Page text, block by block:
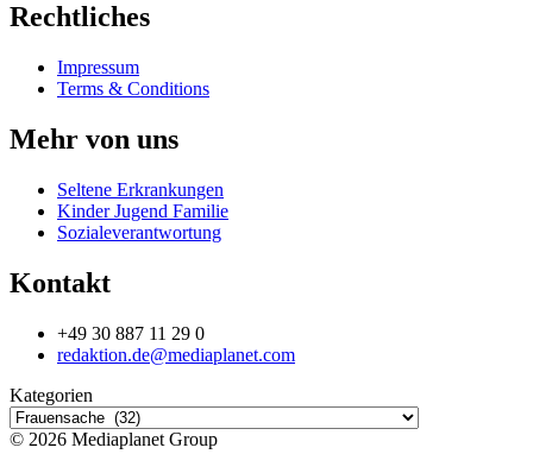
Rechtliches
Impressum
Terms & Conditions
Mehr von uns
Seltene Erkrankungen
Kinder Jugend Familie
Sozialeverantwortung
Kontakt
+49 30 887 11 29 0
redaktion.de@mediaplanet.com
Kategorien
© 2026 Mediaplanet Group